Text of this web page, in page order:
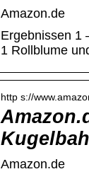
Amazon.de
Ergebnissen 1
1 Rollblume
http s://
Amazon.de